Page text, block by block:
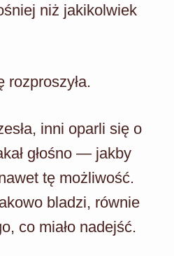
niż jakikolwiek
rozproszyła.
inni oparli się o
głośno — jakby
tę możliwość.
bladzi, równie
co miało nadejść.